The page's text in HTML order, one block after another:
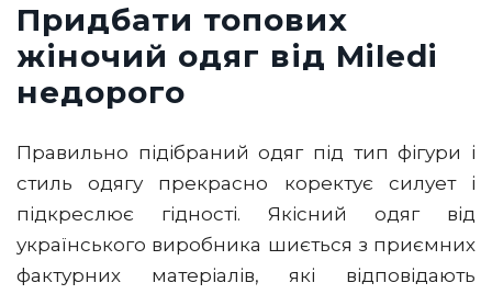
Придбати топових
жіночий одяг від Miledi
недорого
Правильно підібраний одяг під тип фігури і
стиль одягу прекрасно коректує силует і
підкреслює гідності. Якісний одяг від
українського виробника шиється з приємних
фактурних матеріалів, які відповідають